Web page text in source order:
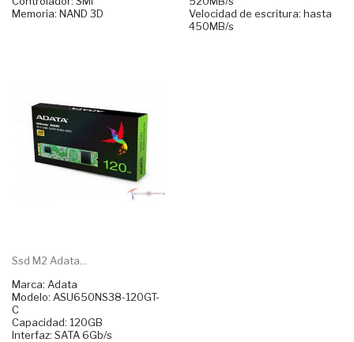
Memoria: NAND 3D
Velocidad de escritura: hasta
450MB/s
Ssd M2 Adata...
Marca: Adata
Modelo: ASU650NS38-120GT-
C
Capacidad: 120GB
Interfaz: SATA 6Gb/s